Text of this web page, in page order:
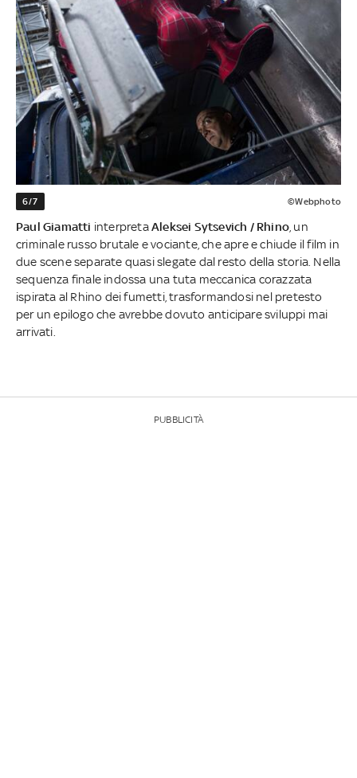
6/7 ©Webphoto
Paul Giamatti interpretaAleksei Sytsevich / Rhino , un
criminale russo brutale e vociante, che apre e chiude il film in
due scene separate quasi slegate dal resto della storia. Nella
sequenza finale indossa una tuta meccanica corazzata
ispirata al Rhino dei fumetti, trasformandosi nel pretesto
per un epilogo che avrebbe dovuto anticipare sviluppi mai
arrivati.
PUBBLICITÀ